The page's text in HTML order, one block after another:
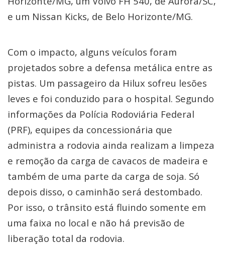
e um Nissan Kicks, de Belo Horizonte/MG.
Com o impacto, alguns veículos foram
projetados sobre a defensa metálica entre as
pistas. Um passageiro da Hilux sofreu lesões
leves e foi conduzido para o hospital. Segundo
informações da Polícia Rodoviária Federal
(PRF), equipes da concessionária que
administra a rodovia ainda realizam a limpeza
e remoção da carga de cavacos de madeira e
também de uma parte da carga de soja. Só
depois disso, o caminhão será destombado.
Por isso, o trânsito está fluindo somente em
uma faixa no local e não há previsão de
liberação total da rodovia.